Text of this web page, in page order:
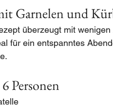
Garnelen und
überzeugt mit
für ein entspanntes
Personen